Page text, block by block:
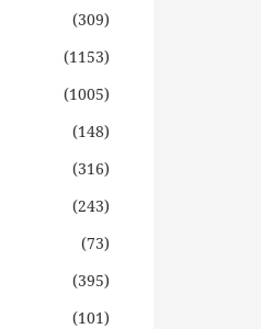
(309)
(1153)
(1005)
(148)
(316)
(243)
(73)
(395)
(101)